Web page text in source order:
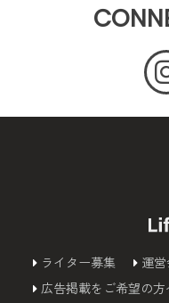
ライター募集 運
広告掲載をご希望の方